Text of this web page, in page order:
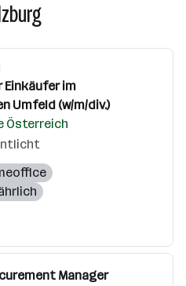
im
Umfeld (w/m/div.)
Österreich
Manager